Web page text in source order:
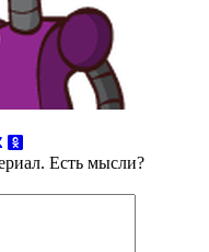
Есть мысли?